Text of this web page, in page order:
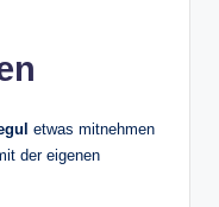
etwas mitnehmen
der eigenen